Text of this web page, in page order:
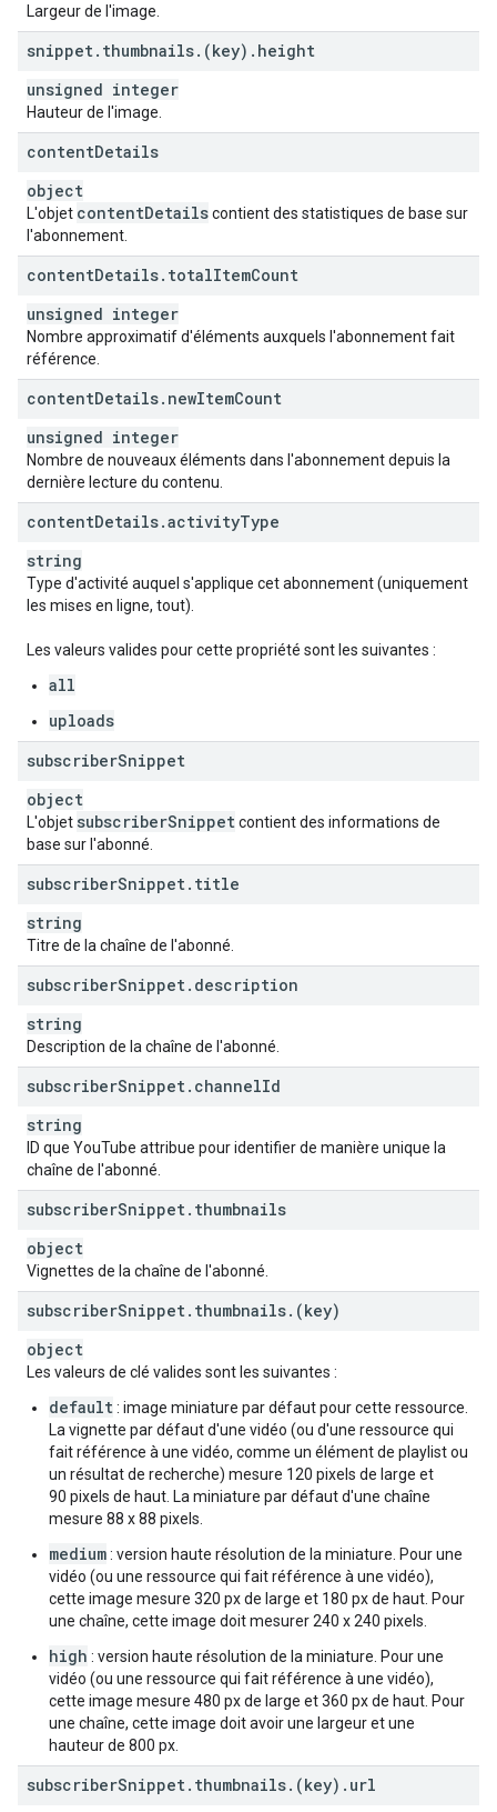
Largeur de l'image.
snippet. thumbnails. (key) . height
unsigned integer
Hauteur de l'image.
contentDetails
object
L'objet contentDetailscontient des statistiques de base sur
l'abonnement.
contentDetails. totalItemCount
unsigned integer
Nombre approximatif d'éléments auxquels l'abonnement fait
référence.
contentDetails. newItemCount
unsigned integer
Nombre de nouveaux éléments dans l'abonnement depuis la
dernière lecture du contenu.
contentDetails.activityType
string
Type d'activité auquel s'applique cet abonnement (uniquement
les mises en ligne, tout).
Les valeurs valides pour cette propriété sont les suivantes :
all
uploads
subscriberSnippet
object
L'objet subscriberSnippetcontient des informations de
base sur l'abonné.
subscriberSnippet. title
string
Titre de la chaîne de l'abonné.
subscriberSnippet. description
string
Description de la chaîne de l'abonné.
subscriberSnippet. channelId
string
ID que YouTube attribue pour identifier de manière unique la
chaîne de l'abonné.
subscriberSnippet. thumbnails
object
Vignettes de la chaîne de l'abonné.
subscriberSnippet. thumbnails. (key)
object
Les valeurs de clé valides sont les suivantes :
default: image miniature par défaut pour cette ressource.
La vignette par défaut d'une vidéo (ou d'une ressource qui
fait référence à une vidéo, comme un élément de playlist ou
un résultat de recherche) mesure 120 pixels de large et
90 pixels de haut. La miniature par défaut d'une chaîne
mesure 88 x 88 pixels.
medium: version haute résolution de la miniature. Pour une
vidéo (ou une ressource qui fait référence à une vidéo),
cette image mesure 320 px de large et 180 px de haut. Pour
une chaîne, cette image doit mesurer 240 x 240 pixels.
high : version haute résolution de la miniature. Pour une
vidéo (ou une ressource qui fait référence à une vidéo),
cette image mesure 480 px de large et 360 px de haut. Pour
une chaîne, cette image doit avoir une largeur et une
hauteur de 800 px.
subscriberSnippet. thumbnails. (key) . url